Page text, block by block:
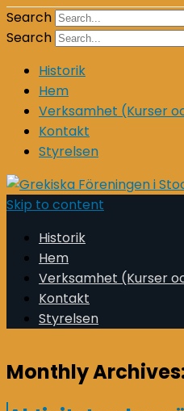
Search
Search
Historik
Hem
Verksamhet (Kurser
Kontakt
Styrelsen
Skip to content
Historik
Hem
Verksamhet (Kurser
Kontakt
Styrelsen
Monthly